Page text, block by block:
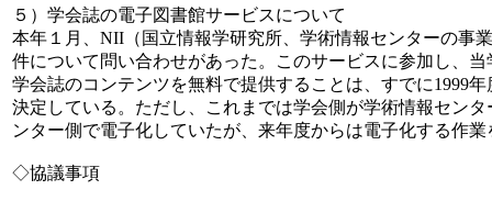
５）学会誌の電子図書館サービスについて
本年１月、NII（国立情報学研究所、学術情報センターの事
件について問い合わせがあった。このサービスに参加し、
学会誌のコンテンツを無料で提供することは、すでに1999
決定している。ただし、これまでは学会側が学術情報セン
ンター側で電子化していたが、来年度からは電子化する作
◇協議事項